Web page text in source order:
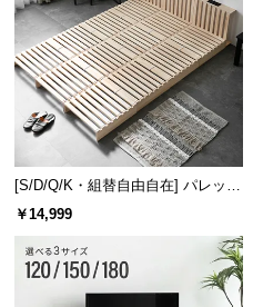
[S/D/Q/K・組替自由自在] パレット
ベッド 8/12/16枚セット
￥14,999